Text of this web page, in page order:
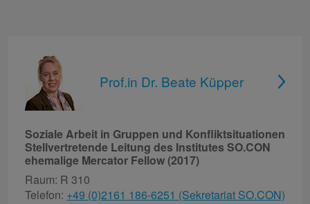
Prof.in Dr. Beate Küpper
Soziale Arbeit in Gruppen und Konfliktsituationen
Stellvertretende Leitung des Institutes SO.CON
ehemalige Mercator Fellow (2017)
Raum: R 310
Telefon: +49 (0)2161 186-6251 (Sekretariat SO.CON)